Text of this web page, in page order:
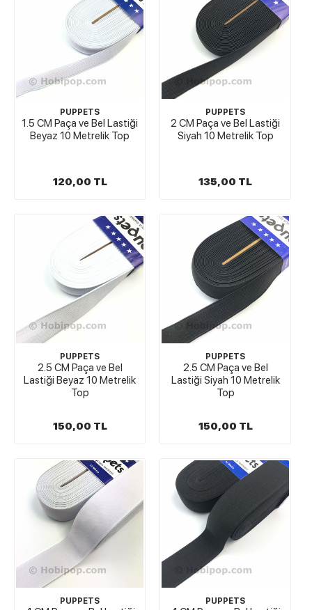
PUPPETS
1.5 CM Paça ve Bel Lastiği
Beyaz 10 Metrelik Top
120,00 TL
PUPPETS
2 CM Paça ve Bel Lastiği
Siyah 10 Metrelik Top
135,00 TL
PUPPETS
2.5 CM Paça ve Bel
Lastiği Beyaz 10 Metrelik
Top
150,00 TL
PUPPETS
2.5 CM Paça ve Bel
Lastiği Siyah 10 Metrelik
Top
150,00 TL
PUPPETS PUPPETS